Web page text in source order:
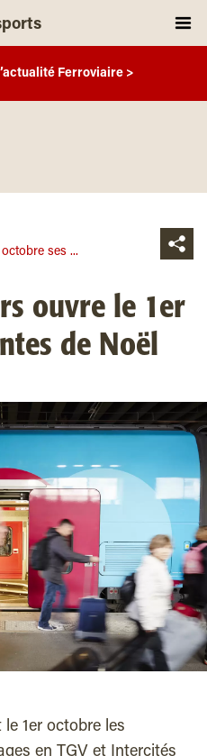
Ferroviaire >
ses ...
ouvre le 1er
de Noël
1er octobre les
en TGV et Intercités